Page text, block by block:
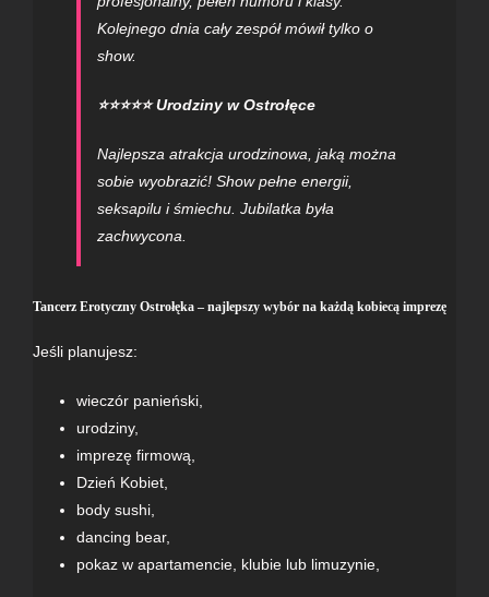
Kolejnego dnia cały zespół mówił tylko o
show.
⭐⭐⭐⭐⭐ Urodziny w Ostrołęce
Najlepsza atrakcja urodzinowa, jaką można
sobie wyobrazić! Show pełne energii,
seksapilu i śmiechu. Jubilatka była
zachwycona.
Tancerz Erotyczny Ostrołęka – najlepszy wybór na każdą kobiecą imprezę
Jeśli planujesz:
wieczór panieński,
urodziny,
imprezę firmową,
Dzień Kobiet,
body sushi,
dancing bear,
pokaz w apartamencie, klubie lub limuzynie,